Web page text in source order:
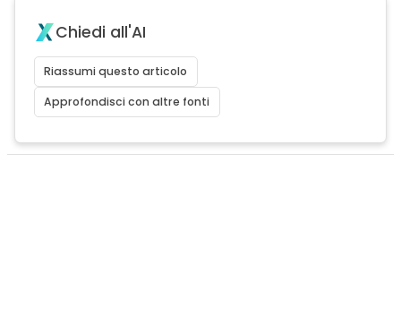
Chiedi all'AI
Riassumi questo articolo
Approfondisci con altre fonti